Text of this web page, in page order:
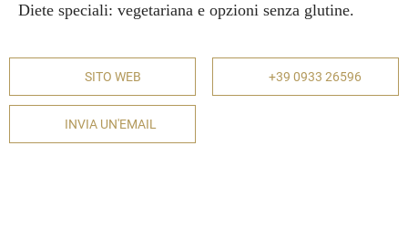
Diete speciali: vegetariana e opzioni senza glutine.
SITO WEB +39 0933 26596
INVIA UN'EMAIL